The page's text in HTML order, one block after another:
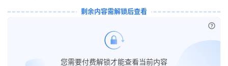
剩余内容需解锁后查看
您需要付费解锁才能查看当前内容